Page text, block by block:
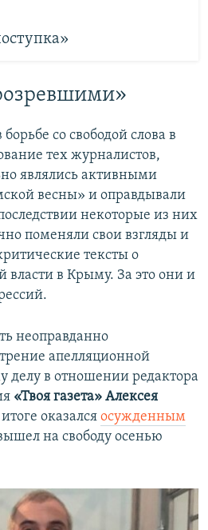
со свободой слова в
тех журналистов,
являлись активными
весны» и оправдывали
некоторые из них
поменяли свои взгляды и
тексты о
власти в Крыму. За это они и
неоправданно
апелляционной
делу в отношении редактора
«Твоя газета» Алексея
оказался осужденным
на свободу осенью